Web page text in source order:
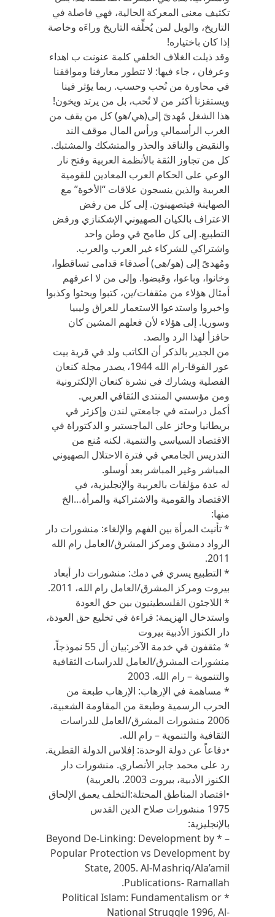
تكثيف معنى المعركة الحالية، فهي فاصلة في
التاريخ، والويل لمن يُخلِّفه التاريخ وراءَه وخاصة
إذا كان باختياره!
وقد ذيلت الغلاف الخلفي كلمة عنونت ب اهداء
وعرفان ، جاء فيها: لا تتطور معارفنا ومواقفنا
في محاورة من نُحب وحسب. ربما يؤثر فينا
ويستفزنا أكثر من لا نُحب، بل من يرتد ويخون!
هذا الشغل مُهدىً إلى(هي/هو) كل من يقف من
الغرب الرأسمالي ورأس المال موقف الند
والنقيض والناقد والحذر والمتشكك والمشتبك.
كل من تجاوز الثقة بالأنظمة العربية وفتح نار
الوعي على الحكام العرب المعادين للقومية
العربية والذين ينسجون علاقات “الأخوة” مع
الصهاينة فيتصهينون. إلى كل من رفض
الاعتراف بالكيان الصهيوني الإشكنازي ورفض
التطبيع. إلى كل طامح في وطن واحد
واشتراكي للشركاء غير العرب والعرب.
ومُهدىً إلى (هو/هي) أصدقاء قدامى تساقطوا،
وخانوا، وباعوا، وقبضوا. وإلى من لا اعرفهم
أمثال هؤلاء من مثقفات/ين، كتبوا وبحثوا وكذبوا
واخبروا واستدعوا الاستعمار للعراق وليبيا
وسوريا. إلى هؤلاء لأن فعلهم المشين كان
حافزأ لهذا الرد والصد.
من الجدير بالذكر أن الكاتب ولد في قرية بيت
عور الفوقا-رام الله 1944، يصدر مجلة كنعان
الفصلية ويشارك في نشرة كنعان الإلكترونية
ومن مؤسسي المنتدى الثقافي العربي.
أكمل دراسته في جامعتي لندن وإكزتر في
بريطانيا وحائز على الماجستير و الدكتوراة في
الاقتصاد السياسي والتنمية. لكنه مُنع من
التدريس الجامعي في فترة الاحتلال الصهيوني
المباشر وغير المباشر بعد أوسلو.
له عدة مؤلفات بالعربية والإنجليزية، في
الاقتصاد والقومية والاشتراكية والمرأة…الخ
منها:
* تأنيث المرأة بين الفهم والإلغاء: منشورات دار
الرواد دمشق ومركز المشرق/العامل رام الله
2011.
* التطبيع يسري في دمك: منشورات دار أبعاد
بيروت ومركز المشرق/العامل رام الله، 2011.
* اللاجئون الفلسطينيون بين حق العودة
واستدخال الهزيمة: قراءة في تخليع حق العودة،
دار الكنوز الأدبية بيروت
* مثقفون في خدمة الآخر:بيان أل 55 نموذجاً،
منشورات المشرق/العامل للدراسات الثقافية
والتنموية – رام الله. 2003
* مساهمة في الإرهاب: الإرهاب طبعة من
الحرب الرسمية وطبعة من المقاومة الشعبية،
2006 منشورات المشرق/العامل للدراسات
الثقافية والتنموية – رام الله.
•دفاعاً عن دولة الوحدة: إفلاس الدولة القطرية.
رد على محمد جابر الأنصاري. منشورات دار
الكنوز الأدبية، بيروت 2003. بالعربية)
•اقتصاد المناطق المحتلة:التخلف يعمق الإلحاق
1975 منشورات صلاح الدين القدس
بالإنجليزية:
– * Beyond De-Linking: Development by
Popular Protection vs Development by
State, 2005. Al-Mashriq/Ala’amil
Publications- Ramallah.
* Political Islam: Fundamentalism or
National Struggle 1996, Al-